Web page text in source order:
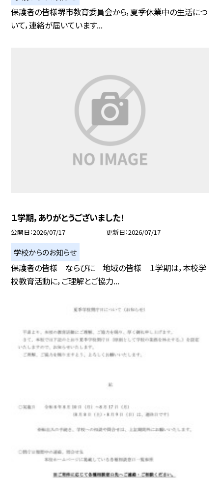
保護者の皆様堺市教育委員会から，夏季休業中の生活につ
いて，連絡が届いています...
１学期，ありがとうございました！
公開日 2026/07/17 更新日 2026/07/17
学校からのお知らせ
保護者の皆様 ならびに 地域の皆様 １学期は，本校学
校教育活動に，ご理解とご協力...